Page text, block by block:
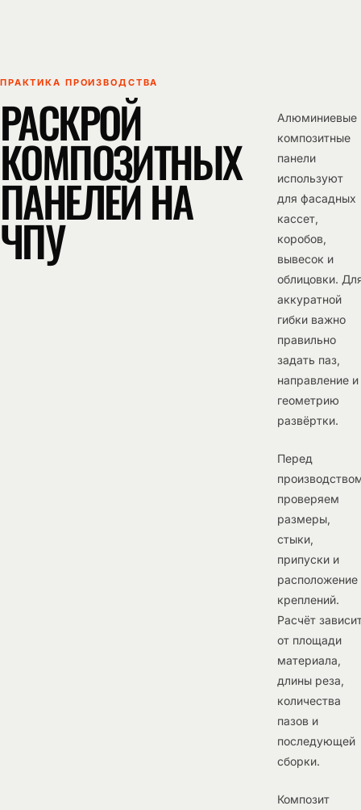
ПРАКТИКА ПРОИЗВОДСТВА
РАСКРОЙ
КОМПОЗИТНЫХ
ПАНЕЛЕЙ НА
ЧПУ
Алюминиевые
композитные
панели
используют
для фасадных
кассет,
коробов,
вывесок и
облицовки.
аккуратной
гибки важно
правильно
задать паз,
направление и
геометрию
развёртки.
Перед
проверяем
размеры,
стыки,
припуски и
расположение
креплений.
Расчёт
от площади
материала,
длины реза,
количества
пазов и
последующей
сборки.
Композит